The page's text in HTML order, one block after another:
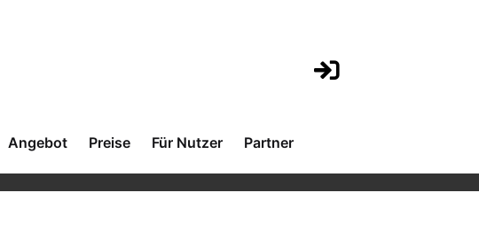
Angebot Preise Für Nutzer Partner